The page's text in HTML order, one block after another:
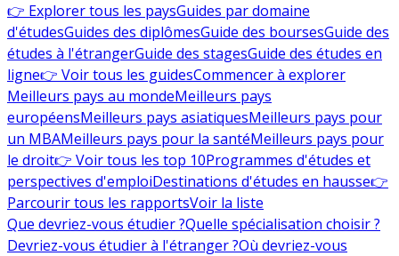
👉 Explorer tous les paysGuides par domaine
d'étudesGuides des diplômesGuide des boursesGuide des
études à l'étrangerGuide des stagesGuide des études en
ligne👉 Voir tous les guidesCommencer à explorer
Meilleurs pays au mondeMeilleurs pays
européensMeilleurs pays asiatiquesMeilleurs pays pour
un MBAMeilleurs pays pour la santéMeilleurs pays pour
le droit👉 Voir tous les top 10Programmes d'études et
perspectives d'emploiDestinations d'études en hausse👉
Parcourir tous les rapportsVoir la liste
Que devriez-vous étudier ?Quelle spécialisation choisir ?
Devriez-vous étudier à l'étranger ?Où devriez-vous